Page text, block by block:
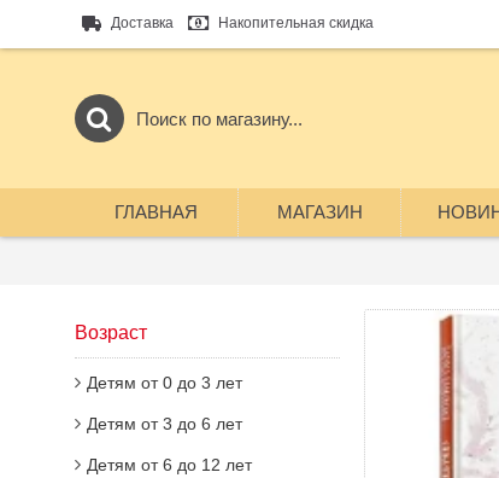
Доставка Накопительная скидка
ГЛАВНАЯ МАГАЗИН
Возраст
Детям от 0 до 3 лет
Детям от 3 до 6 лет
Детям от 6 до 12 лет